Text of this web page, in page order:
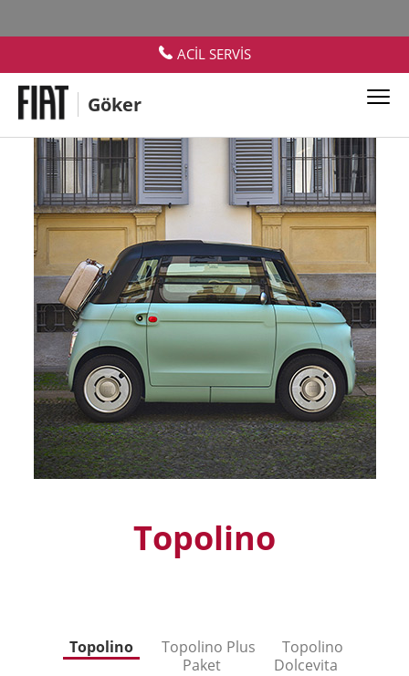
ACİL SERVİS
Göker
Topolino
Topolino
Topolino Plus
Paket
Topolino
Dolcevita